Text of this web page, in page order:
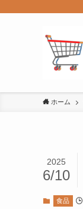
ホーム
2025
6/10
食品